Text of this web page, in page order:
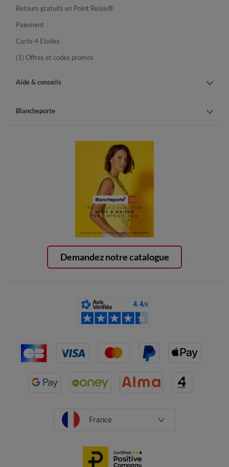
Demandez notre catalogue
Retours gratuits en Point Relais®
Paiement
Carte 4 Etoiles
(1) Offres et codes promos
Aide & conseils
Blancheporte
France